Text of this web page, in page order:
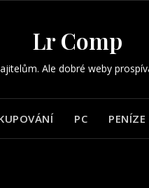
Lr Comp
Ale dobré weby
PC PENÍZE